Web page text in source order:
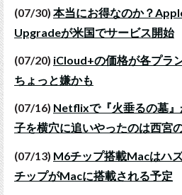
(07/30) 本当にお得なのか？
Upgradeが米国でサービス開始
(07/20) iCloud+の価格が各プラ
ちょっと嫌かも
(07/16) Netflixで『火垂るの墓
子を横穴に追いやったのは西宮
(07/13) M6チップ搭載Macはハ
チップがMacに搭載される予定